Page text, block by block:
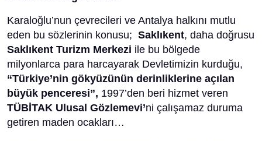
Karaloğlu’nun çevrecileri ve Antalya halkını mutlu
eden bu sözlerinin konusu; Saklıkent, daha doğrusu
Saklıkent Turizm Merkezi ile bu bölgede
milyonlarca para harcayarak Devletimizin kurduğu,
“Türkiye’nin gökyüzünün derinliklerine açılan
büyük penceresi”, 1997’den beri hizmet veren
TÜBİTAK Ulusal Gözlemevi’ni çalışamaz duruma
getiren maden ocakları…